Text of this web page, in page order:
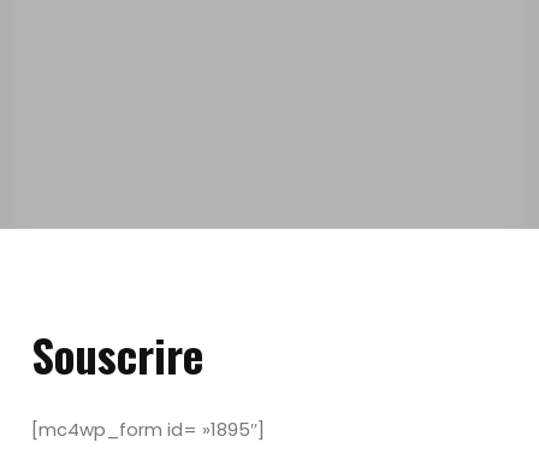
Souscrire
[mc4wp_form id= »1895″]